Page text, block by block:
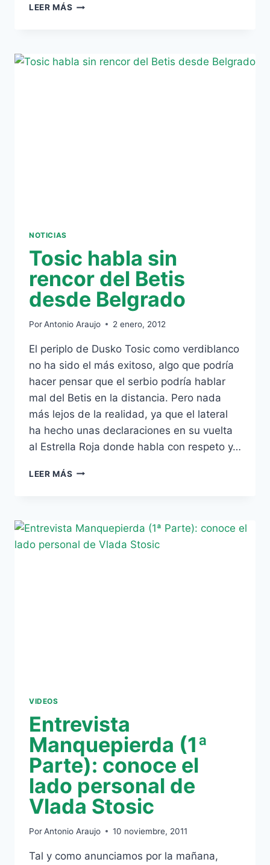
LEER MÁS RIVERA:
VIVÍ
MUCHO
NOTICIAS
Tosic habla sin
rencor del Betis
desde Belgrado
PorAntonio Araujo 2 enero, 2012
El periplo de Dusko Tosic como verdiblanco
no ha sido el más exitoso, algo que podría
hacer pensar que el serbio podría hablar
mal del Betis en la distancia. Pero nada
más lejos de la realidad, ya que el lateral
ha hecho unas declaraciones en su vuelta
al Estrella Roja donde habla con respeto y…
LEER MÁS TOSIC
BETIS
DESDE
VIDEOS
Entrevista
Manquepierda (1ª
Parte): conoce el
lado personal de
Vlada Stosic
PorAntonio Araujo 10 noviembre, 2011
Tal y como anunciamos por la mañana,